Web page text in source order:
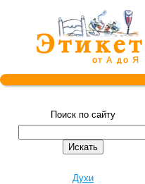
Поиск по сайту
Духи